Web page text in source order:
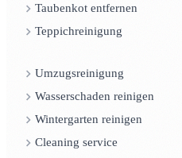
Taubenkot entfernen
Teppichreinigung
Umzugsreinigung
Wasserschaden reinigen
Wintergarten reinigen
Cleaning service